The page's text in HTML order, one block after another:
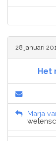
28 januari
Het
Marja